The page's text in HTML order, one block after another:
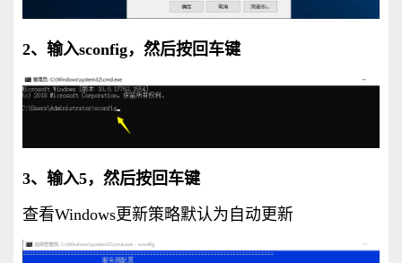
2、输入sconfig，然后按回车键
3、输入5，然后按回车键
查看Windows更新策略默认为自动更新